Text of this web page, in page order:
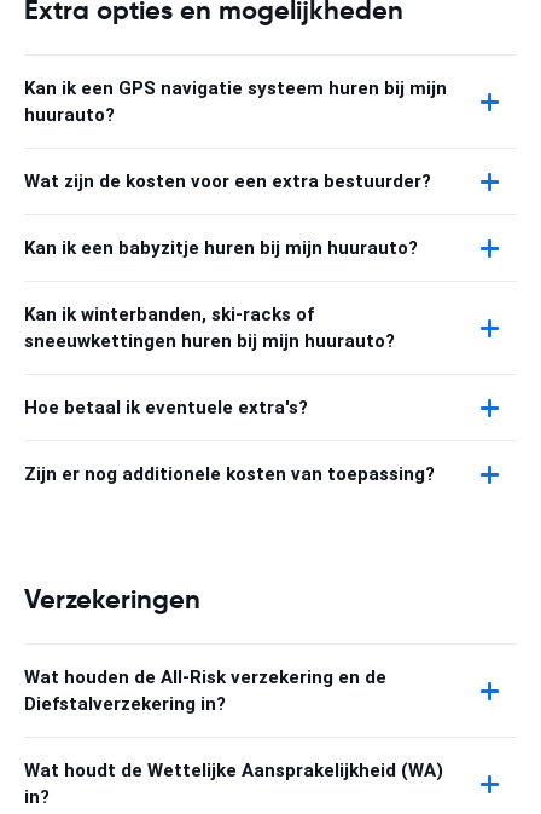
Extra opties en mogelijkheden
Kan ik een GPS navigatie systeem huren bij mijn
huurauto?
Wat zijn de kosten voor een extra bestuurder?
Kan ik een babyzitje huren bij mijn huurauto?
Kan ik winterbanden, ski-racks of
sneeuwkettingen huren bij mijn huurauto?
Hoe betaal ik eventuele extra's?
Zijn er nog additionele kosten van toepassing?
Verzekeringen
Wat houden de All-Risk verzekering en de
Diefstalverzekering in?
Wat houdt de Wettelijke Aansprakelijkheid (WA)
in?